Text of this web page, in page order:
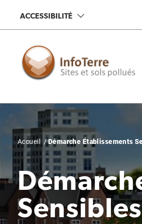
contenu
ACCESSIBILITÉ
Fil
d'Ariane
Accueil Démarche Établissements
Sensibles